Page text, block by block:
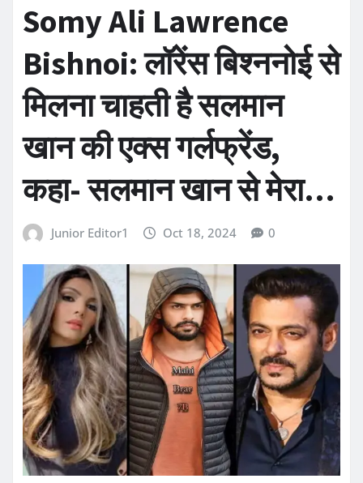
Somy Ali Lawrence
Bishnoi: लॉरेंस बिश्ननोई से
मिलना चाहती है सलमान
खान की एक्स गर्लफ्रेंड,
कहा- सलमान खान से मेरा…
Junior Editor1 Oct 18, 2024 0